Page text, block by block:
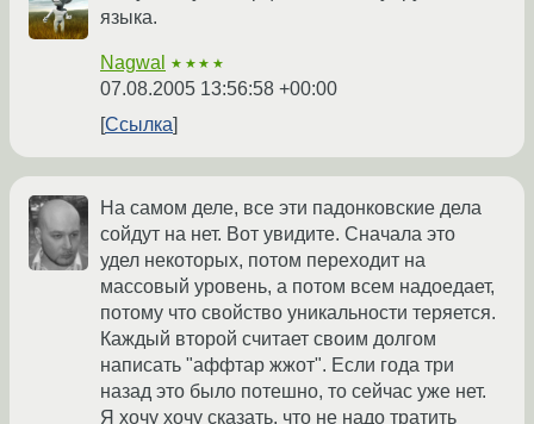
языка.
Nagwal ★★★★
07.08.2005 13:56:58 +00:00
Ссылка
На самом деле, все эти падонковские дела
сойдут на нет. Вот увидите. Сначала это
удел некоторых, потом переходит на
массовый уровень, а потом всем надоедает,
потому что свойство уникальности теряется.
Каждый второй считает своим долгом
написать "аффтар жжот". Если года три
назад это было потешно, то сейчас уже нет.
Я хочу хочу сказать, что не надо тратить